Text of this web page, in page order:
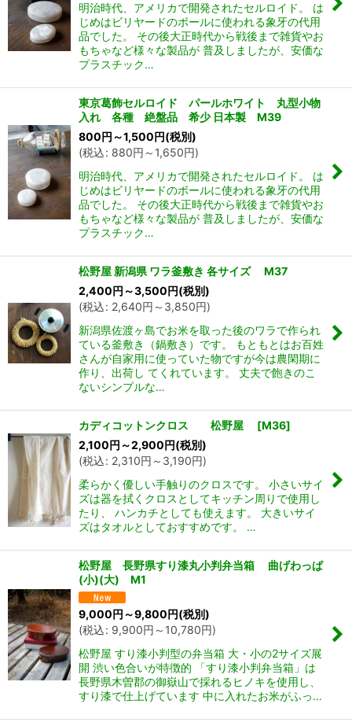
明治時代、アメリカで開発されたセルロイド。 は
じめはビリヤードのボールに使われる象牙の代用
品でした。 その後大正時代から戦後まで雑貨やお
もちゃなど様々な製品が 普及しましたが、安価な
プラスチック…
東京葛飾セルロイド パールホワイト 丸型小物
入れ 各種 絶盤品 希少 日本製 M39
800円 ～1,500円(税別)
(税込: 880円 ～1,650円)
明治時代、アメリカで開発されたセルロイド。 は
じめはビリヤードのボールに使われる象牙の代用
品でした。 その後大正時代から戦後まで雑貨やお
もちゃなど様々な製品が 普及しましたが、安価な
プラスチック…
松野屋 新潟県 ワラ釜敷き 各サイズ M37
2,400円 ～3,500円(税別)
(税込: 2,640円 ～3,850円)
新潟県佐渡ヶ島でお米を取った後のワラで作られ
ている釜敷き（鍋敷き）です。 もともとはお百姓
さんが自家用に使っていた物ですが今は農閑期に
作り、出荷し てくれています。 丈夫で飽きのこ
ないシンプルな…
カディコットンクロス 松野屋 [M36]
2,100円 ～2,900円(税別)
(税込: 2,310円 ～3,190円)
柔らかく優しい手触りのクロスです。 小さいサイ
ズは器を拭くクロスとしてキッチン周りで使用し
たり、 ハンカチとしても使えます。 大きいサイ
ズはタオルとしておすすめです。 …
松野屋 長野県すり漆丸小判弁当箱 曲げわっぱ
(小)(大) M1
9,000円 ～9,800円(税別)
(税込: 9,900円 ～10,780円)
松野屋 すり漆小判型の弁当箱 大・小の2サイズ展
開 渋い色合いが特徴的 「すり漆小判弁当箱」は
長野県木曽郡の御嶽山で採れるヒノキを使用し、
すり漆で仕上げています 中に入れたお米がふっ…